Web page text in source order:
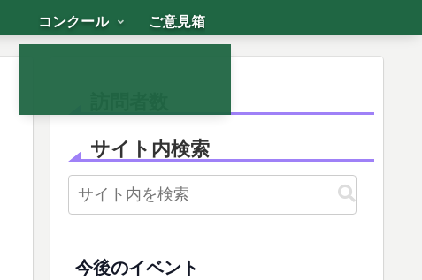
コンクール ご意見箱
サイト内検索
今後のイベント